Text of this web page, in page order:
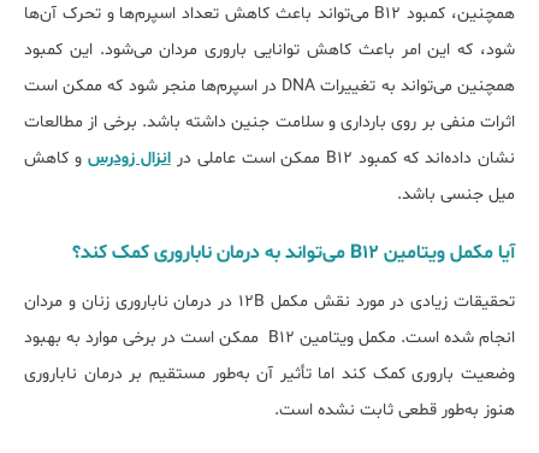
همچنین، کمبود B12 می‌تواند باعث کاهش تعداد اسپرم‌ها و تحرک آن‌ها
شود، که این امر باعث کاهش توانایی باروری مردان می‌شود. این کمبود
همچنین می‌تواند به تغییرات DNA در اسپرم‌ها منجر شود که ممکن است
اثرات منفی بر روی بارداری و سلامت جنین داشته باشد. برخی از مطالعات
نشان داده‌اند که کمبود B12 ممکن است عاملی در
انزال زودرس و کاهش
میل جنسی باشد.
آیا مکمل ویتامین B12 می‌تواند به درمان ناباروری کمک کند؟
تحقیقات زیادی در مورد نقش مکمل 12B در درمان ناباروری زنان و مردان
انجام شده است. مکمل ویتامین B12 ممکن است در برخی موارد به بهبود
وضعیت باروری کمک کند اما تأثیر آن به‌طور مستقیم بر درمان ناباروری
هنوز به‌طور قطعی ثابت نشده است.